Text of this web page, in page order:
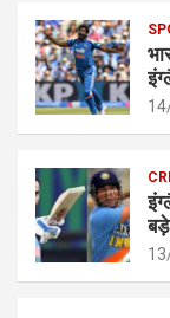
s
A
p
p
बड़े